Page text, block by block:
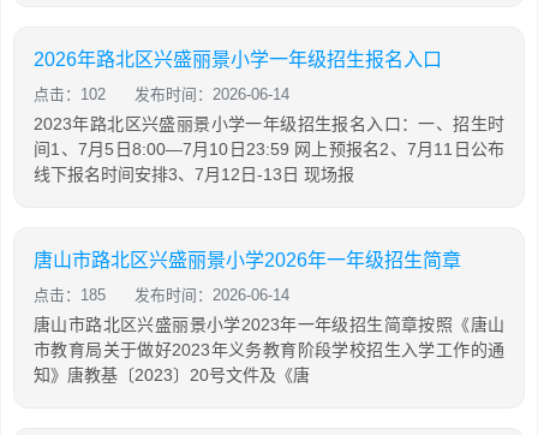
2026年路北区兴盛丽景小学一年级招生报名入口
点击：102 发布时间：2026-06-14
2023年路北区兴盛丽景小学一年级招生报名入口：一、招生时
间1、7月5日8:00—7月10日23:59 网上预报名2、7月11日公布
线下报名时间安排3、7月12日-13日 现场报
唐山市路北区兴盛丽景小学2026年一年级招生简章
点击：185 发布时间：2026-06-14
唐山市路北区兴盛丽景小学2023年一年级招生简章按照《唐山
市教育局关于做好2023年义务教育阶段学校招生入学工作的通
知》唐教基〔2023〕20号文件及《唐